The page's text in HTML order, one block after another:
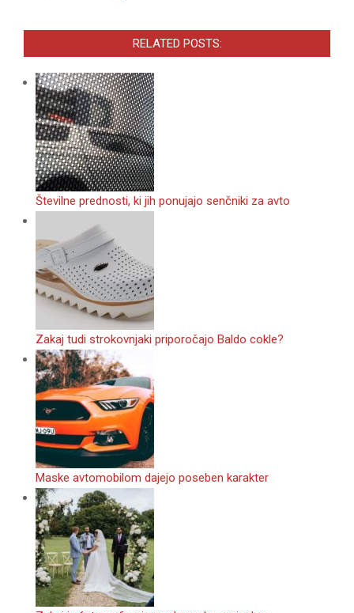
RELATED POSTS:
Številne prednosti, ki jih ponujajo senčniki za avto
Zakaj tudi strokovnjaki priporočajo Baldo cokle?
Maske avtomobilom dajejo poseben karakter